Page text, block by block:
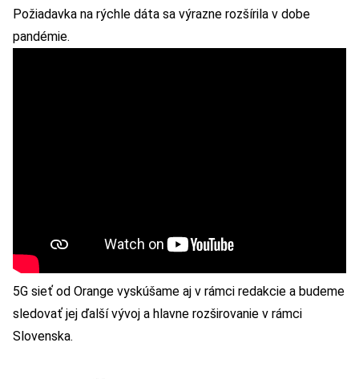
Požiadavka na rýchle dáta sa výrazne rozšírila v dobe
pandémie.
5G sieť od Orange vyskúšame aj v rámci redakcie a budeme
sledovať jej ďalší vývoj a hlavne rozširovanie v rámci
Slovenska.